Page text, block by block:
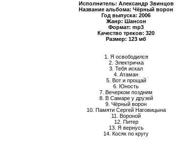
Исполнитель: Александр Звинцов
Название альбома: Чёрный ворон
Год выпуска: 2006
Жанр: Шансон
Формат: mp3
Качество треков: 320
Размер: 123 мб
1. Я освободился
2. Электричка
3. Тебя искал
4. Атаман
5. Вот и прощай
6. Юность
7. Вечерком поздним
8. В Самаре у друзей
9. Чёрный ворон
10. Памяти Сергей Наговицына
11. Вороной
12. Питер
13. Я вернусь
14. Косяк по кругу